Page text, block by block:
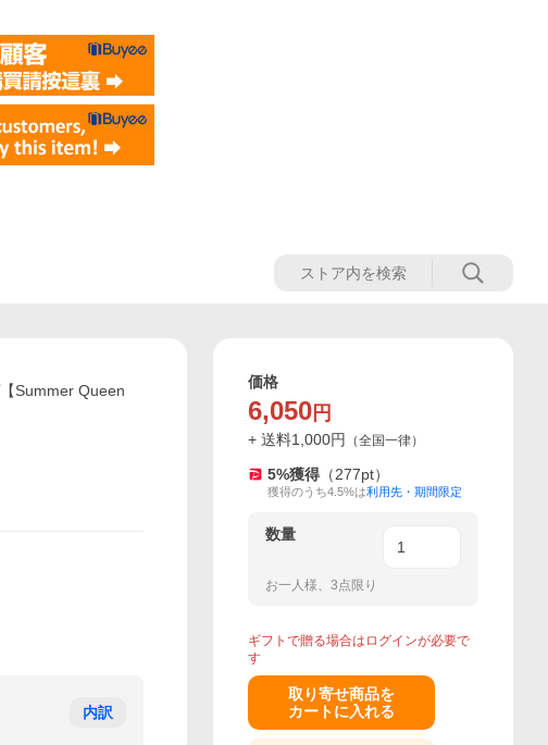
Summer Queen
内訳
価格
6,050 円
+ 送料1,000円 （全国一律）
5%獲得 （277pt）
獲得のうち4.5%は利用先・期間限定
数量
お一人様、3点限り
ギフトで贈る場合はログインが必要で
す
取り寄せ商品を
カートに入れる